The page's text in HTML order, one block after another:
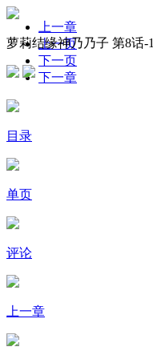
萝莉结缘神乃乃子 第8话-1
上一章
上一页
下一页
下一章
目录
单页
评论
上一章